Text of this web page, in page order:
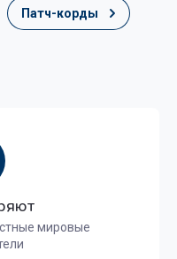
Патч-корды
мировые